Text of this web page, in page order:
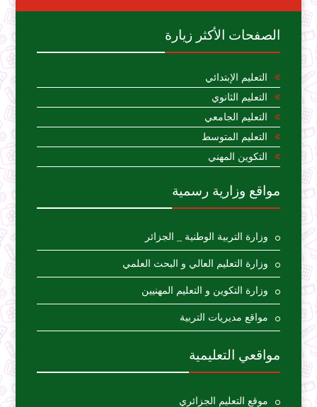
الصفحات الأكثر زيارة
التعليم الإبتدائي
التعليم الثانوي
التعليم الجامعي
التعليم المتوسط
التكوين المهني
مواقع وزارية رسمية
وزارة التربية الوطنية _ الجزائر
وزارة التعليم العالي و البحث العلمي
وزارة التكوين و التعليم المهنيين
مواقع مديريات التربية
مواقعي التعليمية
موقع التعليم الجزائري